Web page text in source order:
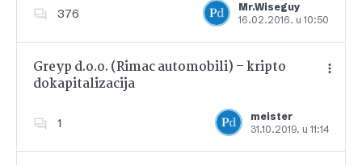
376
Mr.Wiseguy
16.02.2016. u 10:50
Dodajte u favorite
Greyp d.o.o. (Rimac automobili) – kripto
dokapitalizacija
1
meister
31.10.2019. u 11:14
Dodajte u favorite